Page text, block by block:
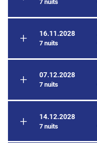
7 nuits
16.11.2028
7 nuits
07.12.2028
7 nuits
14.12.2028
7 nuits